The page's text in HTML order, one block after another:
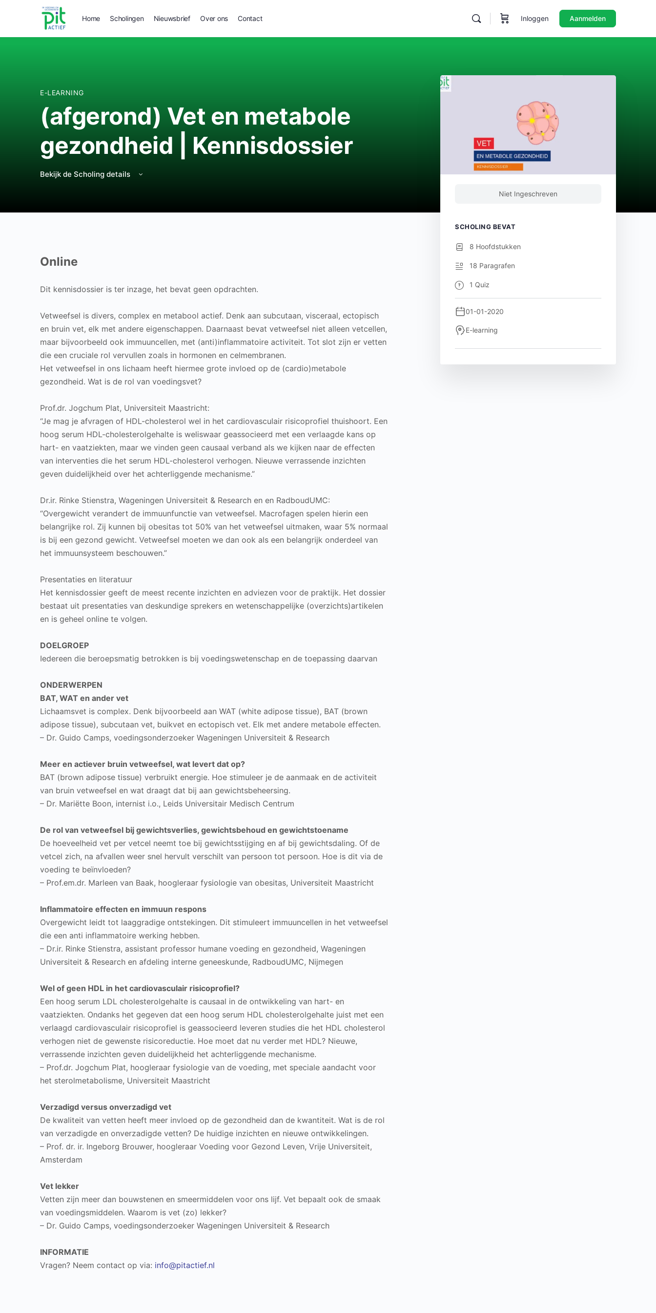
Home Scholingen Nieuwsbrief Over ons Contact Inloggen Aanmelden
E-LEARNING
(afgerond) Vet en metabole
gezondheid | Kennisdossier
Bekijk de Scholing details
Online
Dit kennisdossier is ter inzage, het bevat geen opdrachten.
Vetweefsel is divers, complex en metabool actief. Denk aan subcutaan, visceraal, ectopisch
en bruin vet, elk met andere eigenschappen. Daarnaast bevat vetweefsel niet alleen vetcellen,
maar bijvoorbeeld ook immuuncellen, met (anti)inflammatoire activiteit. Tot slot zijn er vetten
die een cruciale rol vervullen zoals in hormonen en celmembranen.
Het vetweefsel in ons lichaam heeft hiermee grote invloed op de (cardio)metabole
gezondheid. Wat is de rol van voedingsvet?
Prof.dr. Jogchum Plat, Universiteit Maastricht:
“Je mag je afvragen of HDL-cholesterol wel in het cardiovasculair risicoprofiel thuishoort. Een
hoog serum HDL-cholesterolgehalte is weliswaar geassocieerd met een verlaagde kans op
hart- en vaatziekten, maar we vinden geen causaal verband als we kijken naar de effecten
van interventies die het serum HDL-cholesterol verhogen. Nieuwe verrassende inzichten
geven duidelijkheid over het achterliggende mechanisme.”
Dr.ir. Rinke Stienstra, Wageningen Universiteit & Research en en RadboudUMC:
“Overgewicht verandert de immuunfunctie van vetweefsel. Macrofagen spelen hierin een
belangrijke rol. Zij kunnen bij obesitas tot 50% van het vetweefsel uitmaken, waar 5% normaal
is bij een gezond gewicht. Vetweefsel moeten we dan ook als een belangrijk onderdeel van
het immuunsysteem beschouwen.”
Presentaties en literatuur
Het kennisdossier geeft de meest recente inzichten en adviezen voor de praktijk. Het dossier
bestaat uit presentaties van deskundige sprekers en wetenschappelijke (overzichts)artikelen
en is geheel online te volgen.
DOELGROEP
Iedereen die beroepsmatig betrokken is bij voedingswetenschap en de toepassing daarvan
ONDERWERPEN
BAT, WAT en ander vet
Lichaamsvet is complex. Denk bijvoorbeeld aan WAT (white adipose tissue), BAT (brown
adipose tissue), subcutaan vet, buikvet en ectopisch vet. Elk met andere metabole effecten.
– Dr. Guido Camps, voedingsonderzoeker Wageningen Universiteit & Research
Meer en actiever bruin vetweefsel, wat levert dat op?
BAT (brown adipose tissue) verbruikt energie. Hoe stimuleer je de aanmaak en de activiteit
van bruin vetweefsel en wat draagt dat bij aan gewichtsbeheersing.
– Dr. Mariëtte Boon, internist i.o., Leids Universitair Medisch Centrum
De rol van vetweefsel bij gewichtsverlies, gewichtsbehoud en gewichtstoename
De hoeveelheid vet per vetcel neemt toe bij gewichtsstijging en af bij gewichtsdaling. Of de
vetcel zich, na afvallen weer snel hervult verschilt van persoon tot persoon. Hoe is dit via de
voeding te beïnvloeden?
– Prof.em.dr. Marleen van Baak, hoogleraar fysiologie van obesitas, Universiteit Maastricht
Inflammatoire effecten en immuun respons
Overgewicht leidt tot laaggradige ontstekingen. Dit stimuleert immuuncellen in het vetweefsel
die een anti inflammatoire werking hebben.
– Dr.ir. Rinke Stienstra, assistant professor humane voeding en gezondheid, Wageningen
Universiteit & Research en afdeling interne geneeskunde, RadboudUMC, Nijmegen
Wel of geen HDL in het cardiovasculair risicoprofiel?
Een hoog serum LDL cholesterolgehalte is causaal in de ontwikkeling van hart- en
vaatziekten. Ondanks het gegeven dat een hoog serum HDL cholesterolgehalte juist met een
verlaagd cardiovasculair risicoprofiel is geassocieerd leveren studies die het HDL cholesterol
verhogen niet de gewenste risicoreductie. Hoe moet dat nu verder met HDL? Nieuwe,
verrassende inzichten geven duidelijkheid het achterliggende mechanisme.
– Prof.dr. Jogchum Plat, hoogleraar fysiologie van de voeding, met speciale aandacht voor
het sterolmetabolisme, Universiteit Maastricht
Verzadigd versus onverzadigd vet
De kwaliteit van vetten heeft meer invloed op de gezondheid dan de kwantiteit. Wat is de rol
van verzadigde en onverzadigde vetten? De huidige inzichten en nieuwe ontwikkelingen.
– Prof. dr. ir. Ingeborg Brouwer, hoogleraar Voeding voor Gezond Leven, Vrije Universiteit,
Amsterdam
Vet lekker
Vetten zijn meer dan bouwstenen en smeermiddelen voor ons lijf. Vet bepaalt ook de smaak
van voedingsmiddelen. Waarom is vet (zo) lekker?
– Dr. Guido Camps, voedingsonderzoeker Wageningen Universiteit & Research
INFORMATIE
Vragen? Neem contact op via: info@pitactief.nl
Niet Ingeschreven
SCHOLING BEVAT
8 Hoofdstukken
18 Paragrafen
1 Quiz
01-01-2020
E-learning